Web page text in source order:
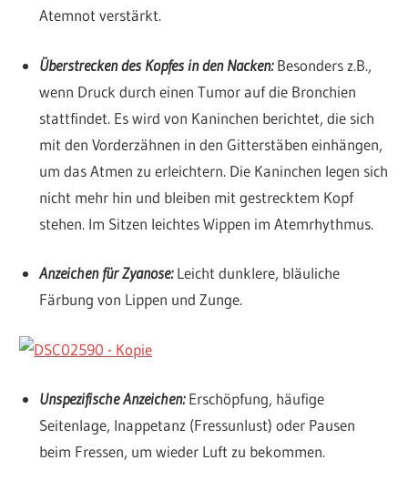
Atemnot verstärkt.
Überstrecken des Kopfes in den Nacken:Besonders z.B.,
wenn Druck durch einen Tumor auf die Bronchien
stattfindet. Es wird von Kaninchen berichtet, die sich
mit den Vorderzähnen in den Gitterstäben einhängen,
um das Atmen zu erleichtern. Die Kaninchen legen sich
nicht mehr hin und bleiben mit gestrecktem Kopf
stehen. Im Sitzen leichtes Wippen im Atemrhythmus.
Anzeichen für Zyanose:Leicht dunklere, bläuliche
Färbung von Lippen und Zunge.
Unspezifische Anzeichen:Erschöpfung, häufige
Seitenlage, Inappetanz (Fressunlust) oder Pausen
beim Fressen, um wieder Luft zu bekommen.